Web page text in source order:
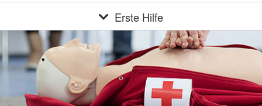
Erste Hilfe